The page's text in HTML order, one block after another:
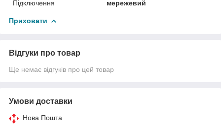
Підключення
мережевий
Приховати
Відгуки про товар
Ще немає відгуків про цей товар
Умови доставки
Нова Пошта